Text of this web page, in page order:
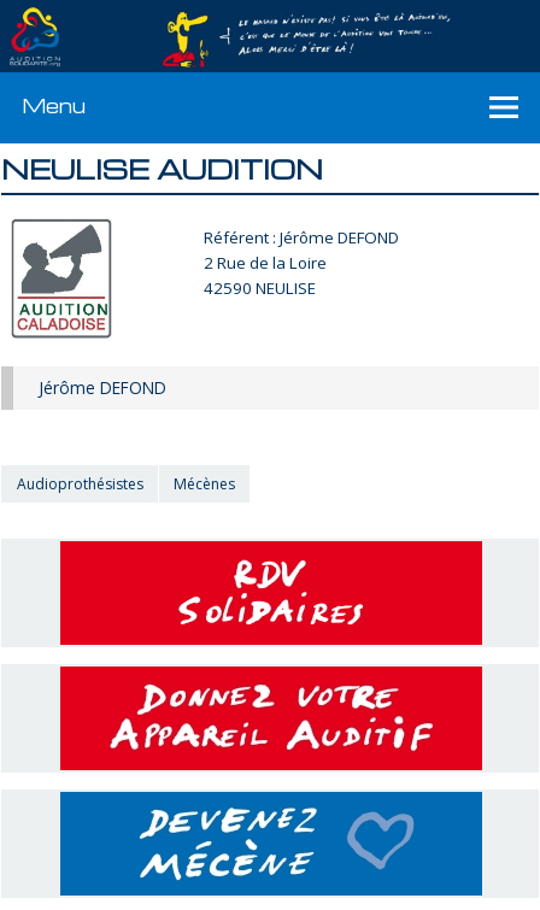
Menu
NEULISE AUDITION
Référent : Jérôme DEFOND
2 Rue de la Loire
42590 NEULISE
Jérôme DEFOND
Audioprothésistes Mécènes